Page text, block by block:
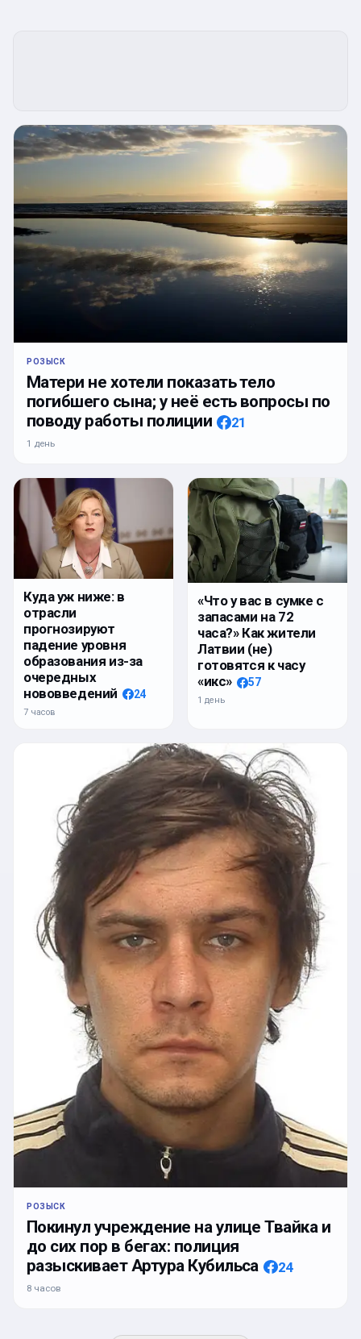
РОЗЫСК
Матери не хотели показать тело
погибшего сына; у неё есть вопросы по
поводу работы полиции
21
1 день
Куда уж ниже: в
отрасли
прогнозируют
падение уровня
образования из-за
очередных
нововведений
24
7 часов
«Что у вас в сумке с
запасами на 72
часа?» Как жители
Латвии (не)
готовятся к часу
«икс»
57
1 день
РОЗЫСК
Покинул учреждение на улице Твайка и
до сих пор в бегах: полиция
разыскивает Артура Кубильса
24
8 часов